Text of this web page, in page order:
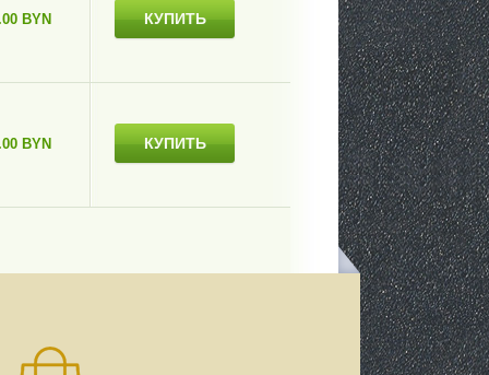
BYN КУПИТЬ
BYN КУПИТЬ